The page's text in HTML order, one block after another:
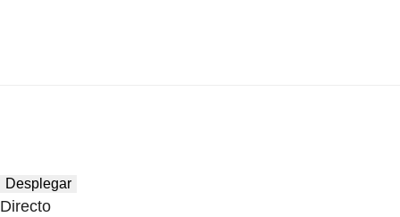
Desplegar
Directo